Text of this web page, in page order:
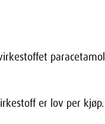
er lov per kjøp.